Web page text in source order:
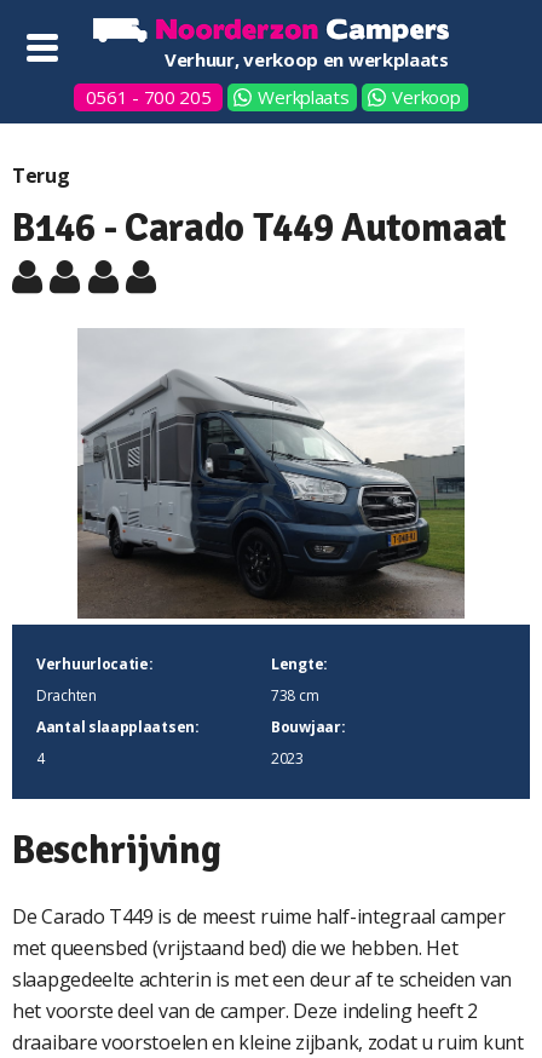
Verhuur, verkoop en werkplaats
0561 - 700 205
Werkplaats Verkoop
Terug
B146 - Carado T449 Automaat
Verhuurlocatie:
Drachten
Lengte:
738 cm
Aantal slaapplaatsen:
4
Bouwjaar:
2023
Beschrijving
De Carado T449 is de meest ruime half-integraal camper
met queensbed (vrijstaand bed) die we hebben. Het
slaapgedeelte achterin is met een deur af te scheiden van
het voorste deel van de camper. Deze indeling heeft 2
draaibare voorstoelen en kleine zijbank, zodat u ruim kunt